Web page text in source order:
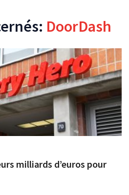
DoorDash
milliards d’euros pour